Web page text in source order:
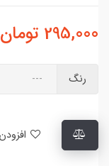
295,000 تومان
رنگ